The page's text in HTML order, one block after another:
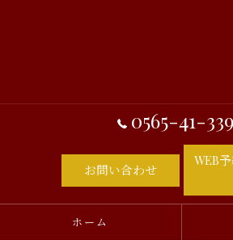
0565-41-
お問い合わせ
WEB
ホーム